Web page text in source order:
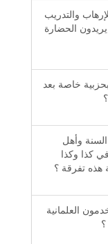
والتدريب
الحضارة
خاصة بعد
وأهل
كذا وكذا
هذه تفرقة ؟
العلمانية